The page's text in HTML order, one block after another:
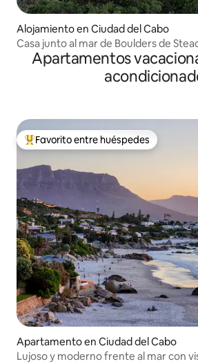
Alojamiento en Ciudad del Cabo
Casa junto al mar de Boulders de
Apartamentos
Favorito entre huéspedes preferido
Favorito entre huéspedes
Apartamento en Ciudad del Cabo
Lujoso y moderno frente al mar con